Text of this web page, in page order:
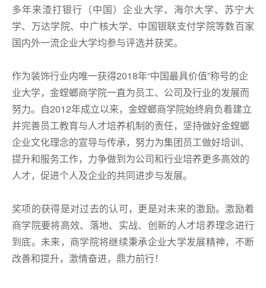
多年来渣打银行（中国）企业大学、海尔大学、苏宁大
学、万达学院、中广核大学、中国银联支付学院等数百家
国内外一流企业大学均参与评选并获奖。
作为装饰行业内唯一获得2018年“中国最具价值”称号的企
业大学，金螳螂商学院一直为员工、公司及行业的发展而
努力。自2012年成立以来，金螳螂商学院始终肩负着建立
并完善员工教育与人才培养机制的责任，坚持做好金螳螂
企业文化理念的宣导与传承，努力为集团员工做好培训、
提升和服务工作，力争做到为公司和行业培养更多高效的
人才，促进个人及企业的共同进步与发展。
奖项的获得是对过去的认可，更是对未来的激励。激励着
商学院要将高效、落地、实战、创新的人才培养理念进行
到底。未来，商学院将继续秉承企业大学发展精神，不断
改善和提升，激情奋进，鼎力前行！